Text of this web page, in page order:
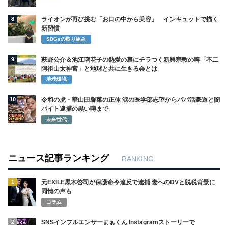
8
ライオンが再び挑む「お口の中から美容」 インキュットで描く
新習慣
SDGsの取り組み
9
萩野公介＆池江璃花子の熱愛の裏にチラつく新興宗教の噂「不二
阿祖山太神宮」と地球と共に生きる会とは
地球環境
10
令和の虎・華山田馨菜の正体 涙の医学部志望からパパ活豪遊と闇
バイト逮捕の黒い噂まで
未来世代
ニュース記事ランキング RANKING
1
元EXILE黒木啓司が保護命令違反で逮捕 妻へのDVと脱税背景に
同情の声も
コラム
2
SNSインフルエンサーまぁくん Instagramストーリーで